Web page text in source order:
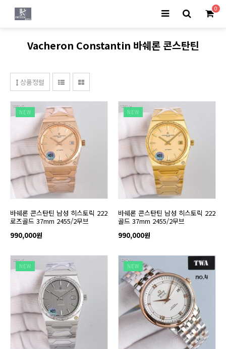
0
Vacheron Constantin 바쉐론 콘스탄틴
상품정렬
NEW
바쉐론 콘스탄틴 남성 히스토릭 222
로즈골드 37mm 2455/2무브
990,000원
NEW
바쉐론 콘스탄틴 남성 히스토릭 222
골드 37mm 2455/2무브
990,000원
NEW NEW